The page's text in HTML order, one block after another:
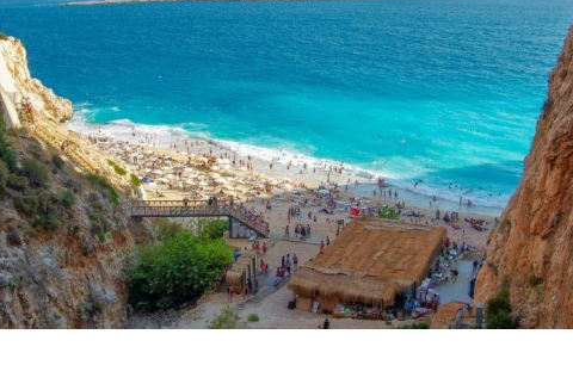
Смелость архитектурных идей.
Генеральный директор компании
ЗИАС — об эстетике городов,
трендах в фасадах и развитии рынка
СТРОИТЕЛЬСТВО
Двухуровневые номера и
Каким будет новый
«Белкур» в Белокурихе
ДОМА И КВАРТИРЫ